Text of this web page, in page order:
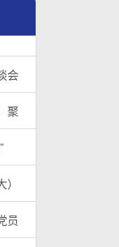
座谈会在宁召开
调研：聚焦民革党
活动” 领导班子民
会
聚
员